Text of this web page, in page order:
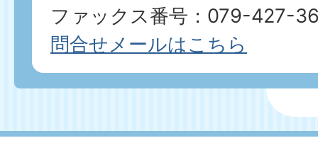
ファックス番号：079-427-
問合せメールはこちら